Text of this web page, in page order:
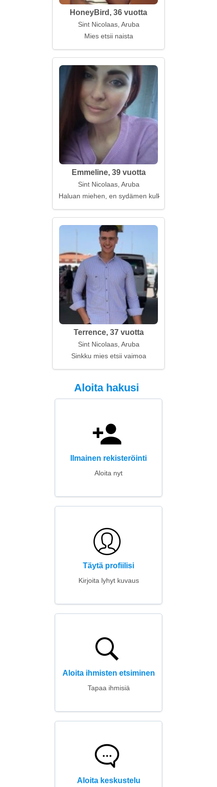
HoneyBird, 36 vuotta
Sint Nicolaas, Aruba
Mies etsii naista
Emmeline, 39 vuotta
Sint Nicolaas, Aruba
Haluan miehen, en sydämen kulkuria
Terrence, 37 vuotta
Sint Nicolaas, Aruba
Sinkku mies etsii vaimoa
Aloita hakusi
Ilmainen rekisteröinti
Aloita nyt
Täytä profiilisi
Kirjoita lyhyt kuvaus
Aloita ihmisten etsiminen
Tapaa ihmisiä
Aloita keskustelu